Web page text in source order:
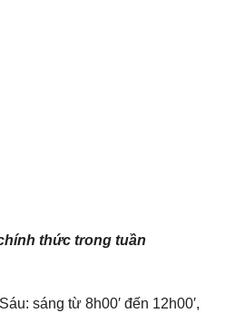
thức trong tuần
sáng từ 8h00′ đến 12h00′,